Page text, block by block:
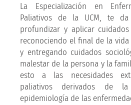
La Especialización en
Paliativos de la UCM, te
profundizar y aplicar
reconociendo el final de la
y entregando cuidados
malestar de la persona y la
esto a las necesidades
paliativos derivados de
epidemiología de las